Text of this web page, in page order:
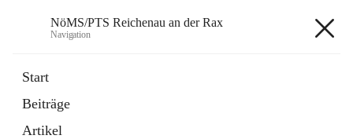
NöMS/PTS Reichenau an der Rax
Navigation
Start
Beiträge
Artikel